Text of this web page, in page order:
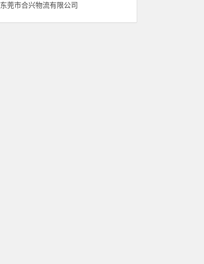
东莞市合兴物流有限公司